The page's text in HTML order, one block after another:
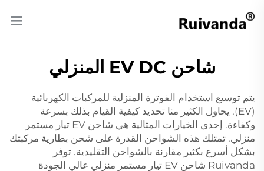
شاحن EV DC المنزلي
يتم توسيع استخدام الفوترة المنزلية للمركبات الكهربائية
(EV). يحاول الكثير منا تحديد كيفية القيام بذلك بسرعة
وكفاءة. إحدى الخيارات المثالية هي شاحن EV تيار مستمر
منزلي. تمتلك هذه الشواحن القدرة على شحن بطارية مركبتك
بشكل أسرع بكثير مقارنة بالشواحن التقليدية. توفر
Ruivanda شاحن EV تيار مستمر منزلي عالي الجودة